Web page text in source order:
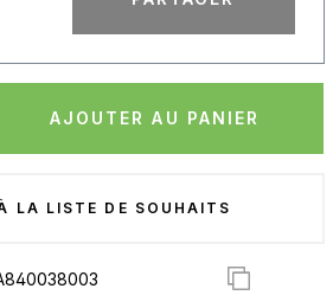
AJOUTER AU PANIER
LA LISTE DE SOUHAITS